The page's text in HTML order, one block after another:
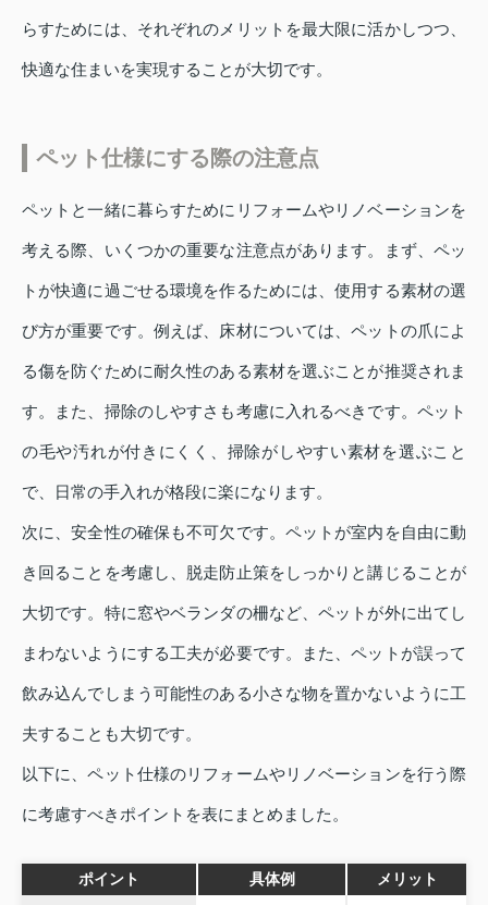
らすためには、それぞれのメリットを最大限に活かしつつ、
快適な住まいを実現することが大切です。
ペット仕様にする際の注意点
ペットと一緒に暮らすためにリフォームやリノベーションを
考える際、いくつかの重要な注意点があります。まず、ペッ
トが快適に過ごせる環境を作るためには、使用する素材の選
び方が重要です。例えば、床材については、ペットの爪によ
る傷を防ぐために耐久性のある素材を選ぶことが推奨されま
す。また、掃除のしやすさも考慮に入れるべきです。ペット
の毛や汚れが付きにくく、掃除がしやすい素材を選ぶこと
で、日常の手入れが格段に楽になります。
次に、安全性の確保も不可欠です。ペットが室内を自由に動
き回ることを考慮し、脱走防止策をしっかりと講じることが
大切です。特に窓やベランダの柵など、ペットが外に出てし
まわないようにする工夫が必要です。また、ペットが誤って
飲み込んでしまう可能性のある小さな物を置かないように工
夫することも大切です。
以下に、ペット仕様のリフォームやリノベーションを行う際
に考慮すべきポイントを表にまとめました。
ポイント 具体例 メリット